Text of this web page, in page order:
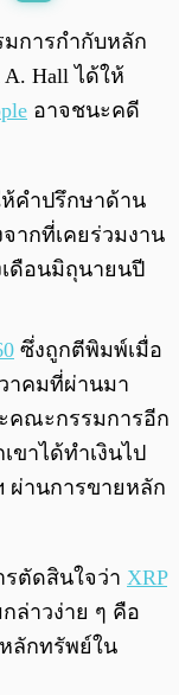
0:00 /
การกำกับหลัก
Hall ได้ให้
อาจชนะคดี
คำปรึกษาด้าน
ากที่เคยร่วมงาน
ดือนมิถุนายนปี
ซึ่งถูกตีพิมพ์เมื่อ
าคมที่ผ่านมา
คณะกรรมการอีก
าได้ทำเงินไป
ผ่านการขายหลัก
รตัดสินใจว่า XRP
ล่าวง่าย ๆ คือ
ลักทรัพย์ใน